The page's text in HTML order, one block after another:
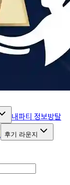
내파티 정보방탈
후기 라운지